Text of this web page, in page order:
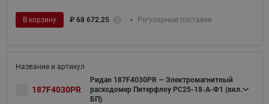
В корзину ₽ 68 672.25 Регулярные поставки
187F4030PR
Ридан 187F4030PR — Электромагнитный
расходомер Питерфлоу РС25-18-А-Ф1 (вкл.
БП)